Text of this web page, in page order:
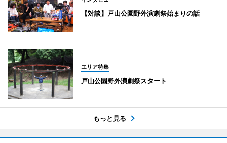
【対談】戸山公園野外演劇祭始まりの話
エリア特集
戸山公園野外演劇祭スタート
もっと見る